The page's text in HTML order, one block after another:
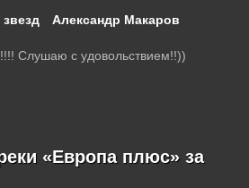
Александр Макаров
Слушаю с удовольствием!!))
«Европа плюс» за